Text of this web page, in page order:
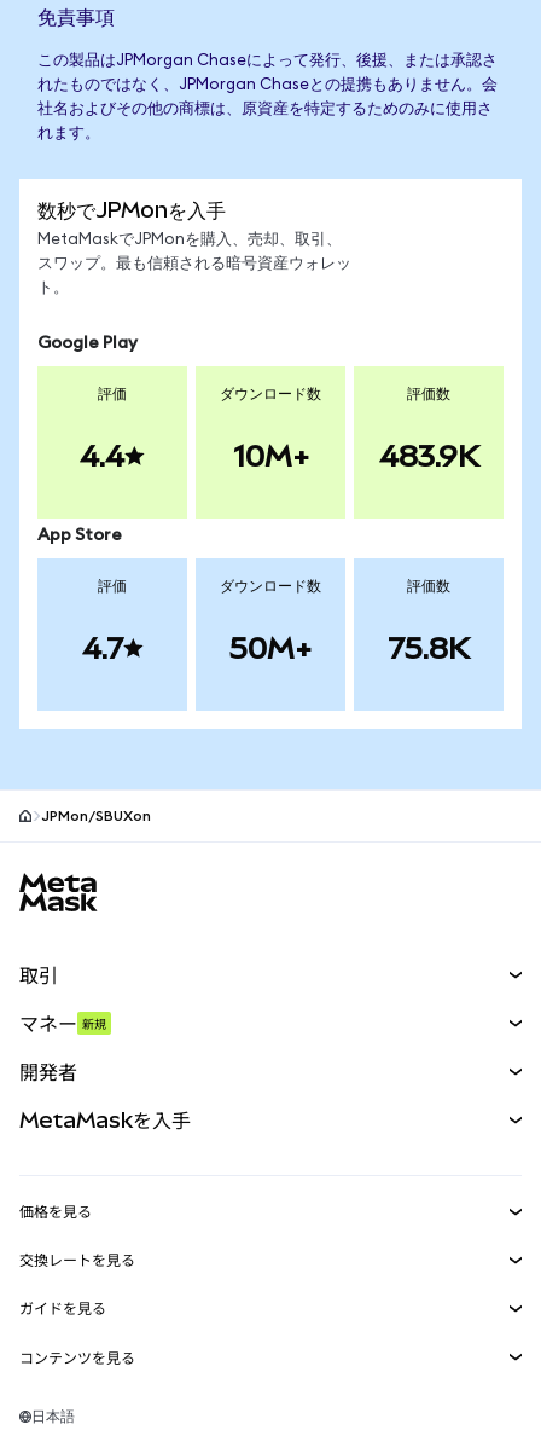
免責事項
この製品はJPMorgan Chaseによって発行、後援、または承認さ
れたものではなく、JPMorgan Chaseとの提携もありません。会
社名およびその他の商標は、原資産を特定するためのみに使用さ
れます。
数秒でJPMonを入手
MetaMaskでJPMonを購入、売却、取引、
スワップ。最も信頼される暗号資産ウォレッ
ト。
Google Play
評価
4.4
ダウンロード数
10M+
評価数
483.9K
App Store
評価
4.7
ダウンロード数
50M+
評価数
75.8K
JPMon/SBUXon
取引
パーペチュアル
RWA
マネー 新規
開発者
MetaMask Connect
Snaps
Web3サービス
MetaMaskを入手
セキュリティ
サポート
キャリア
価格を見る
イーサリアムの価格
Solanaの価格
Tetherの価格
交換レートを見る
ETH→USD
USDT→INR
BTC→INR
ガイドを見る
ETHの購入
コンテンツを見る
Solanaウォレット
日本語